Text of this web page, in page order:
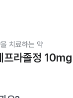
치료하는 약
프라졸정 10mg